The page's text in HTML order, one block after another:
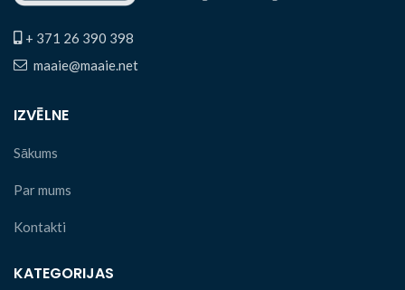
+ 371 26 390 398
maaie@maaie.net
IZVĒLNE
Sākums
Par mums
Kontakti
KATEGORIJAS